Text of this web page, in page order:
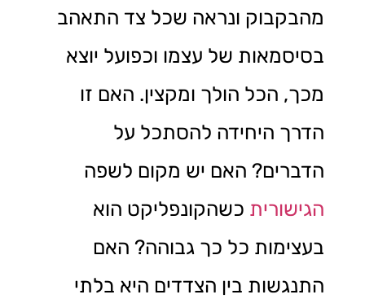
מהבקבוק ונראה שכל צד התאהב
בסיסמאות של עצמו וכפועל יוצא
מכך, הכל הולך ומקצין. האם זו
הדרך היחידה להסתכל על
הדברים? האם יש מקום לשפה
הגישורית כשהקונפליקט הוא
בעצימות כל כך גבוהה? האם
התנגשות בין הצדדים היא בלתי